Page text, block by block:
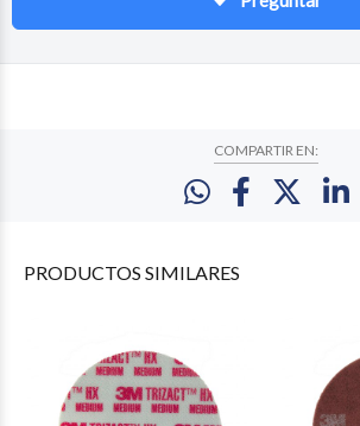
COMPARTIR EN:
PRODUCTOS SIMILARES